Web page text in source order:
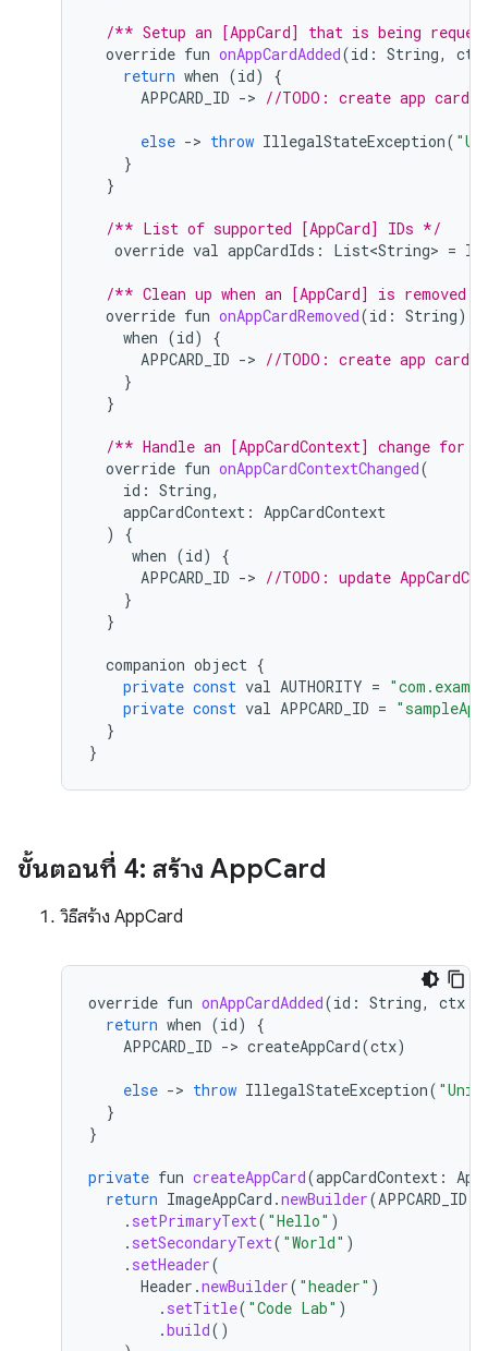
/** Setup an [AppCard] that is being
override fun onAppCardAdded(id : String, ctx
return when (id)
{
APPCARD_ID -> //TODO: create app card
else -> throw IllegalStateException(
}
}
/** List of supported [AppCard] IDs */
override val appCardIds : List<String> =
/** Clean up when an [AppCard] is removed
override fun onAppCardRemoved(id : String)
when (id)
{
APPCARD_ID -> //TODO: create app card
}
}
/** Handle an [AppCardContext] change
override fun onAppCardContextChanged(
id : String,
appCardContext : AppCardContext
)
{
when (id)
{
APPCARD_ID -> //TODO: update
}
}
companion object {
private const val AUTHORITY =
private const val APPCARD_ID =
}
}
ขั้นตอนที่ 4: สร้าง AppCard
วิธีสร้าง AppCard
override fun onAppCardAdded(id : String, ctx
return when (id)
{
APPCARD_ID -> createAppCard(ctx)
else -> throw IllegalStateException(
}
}
private fun createAppCard(appCardContext :
return ImageAppCard .newBuilder(APPCARD_ID
. setPrimaryText( "Hello" )
. setSecondaryText( "World" )
. setHeader(
Header .newBuilder( "header" )
. setTitle( "Code Lab" )
.build()